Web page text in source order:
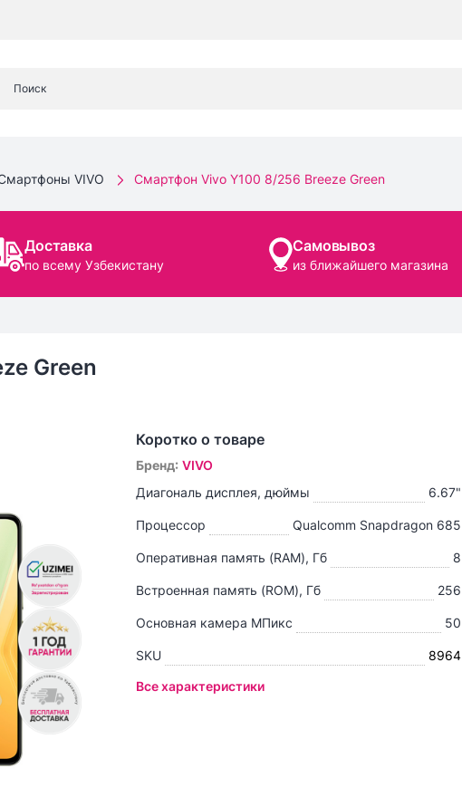
VIVO Смартфон Vivo Y100 8/256 Breeze Green
Доставка
по всему Узбекистану
Самовывоз
из ближайшего магазина
Green
Коротко о товаре
Бренд: VIVO
Диагональ дисплея, дюймы
6.67"
Процессор Qualcomm Snapdragon 685
Оперативная память (RAM), Гб 8
Встроенная память (ROM), Гб 256
Основная камера МПикс 50
SKU
8964
Все характеристики